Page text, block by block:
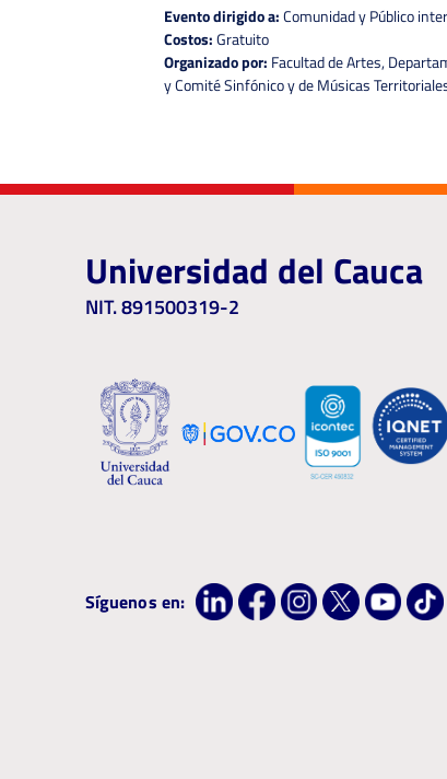
Evento dirigido a:Comunidad y Público
Costos:Gratuito
Organizado por: Facultad de Artes,
y Comité Sinfónico y de Músicas
Universidad del Cauca
NIT. 891500319-2
Síguenos en: